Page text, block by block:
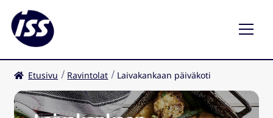
Ravintolat
Kahvilat
Etusivu Ravintolat Laivakankaan päiväkoti